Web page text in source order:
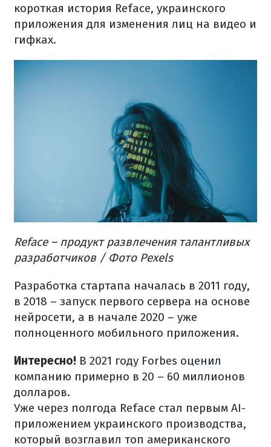
короткая история Reface, украинского
приложения для изменения лиц на видео и
гифках.
Reface – продукт развлечения талантливых
разработчиков / Фото Pexels
Разработка стартапа началась в 2011 году,
в 2018 – запуск первого сервера на основе
нейросети, а в начале 2020 – уже
полноценного мобильного приложения.
Интересно! В 2021 году Forbes оценил
компанию примерно в 20 – 60 миллионов
долларов.
Уже через полгода Reface стал первым AI-
приложением украинского производства,
который возглавил топ американского